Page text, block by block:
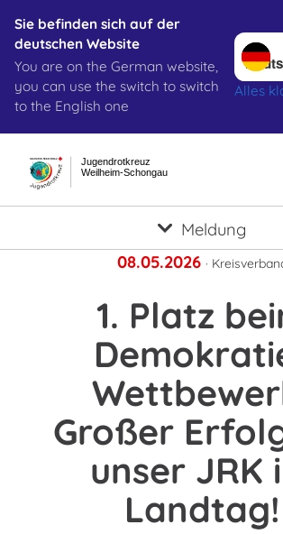
Sie befinden sich auf der
deutschen Website
You are on the German website,
you can use the switch to switch
to the English one
Alles
Weilheim-Schongau
Jugendrotkreuz
Meldung
08.05.2026 ·
1. Platz
Großer
unser JRK
Landtag!